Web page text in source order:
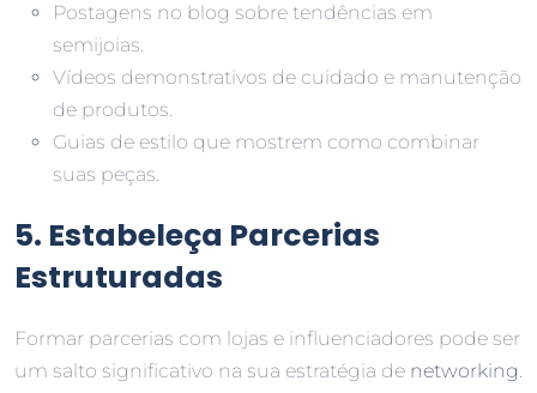
Postagens no blog sobre tendências em
semijoias.
Vídeos demonstrativos de cuidado e manutenção
de produtos.
Guias de estilo que mostrem como combinar
suas peças.
5. Estabeleça Parcerias
Estruturadas
Formar parcerias com lojas e influenciadores pode ser
um salto significativo na sua estratégia de networking.